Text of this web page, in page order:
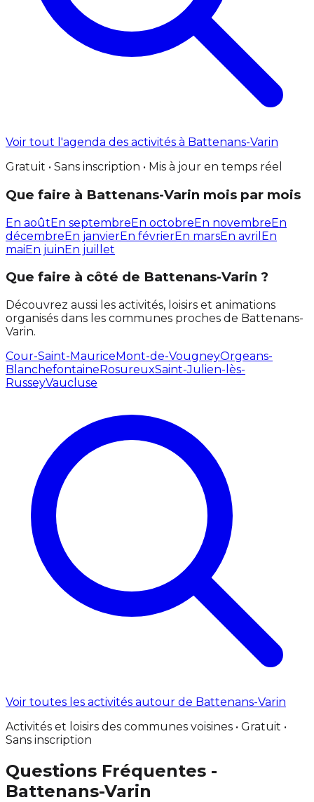
Voir tout l'agenda des activités à Battenans-Varin
Gratuit • Sans inscription • Mis à jour en temps réel
Que faire à Battenans-Varin mois par mois
En aoûtEn septembreEn octobreEn novembreEn
décembreEn janvierEn févrierEn marsEn avril En
maiEn juinEn juillet
Que faire à côté de Battenans-Varin ?
Découvrez aussi les activités, loisirs et animations
organisés dans les communes proches de Battenans-
Varin.
Cour-Saint-MauriceMont-de-VougneyOrgeans-
BlanchefontaineRosureuxSaint-Julien-lès-
RusseyVaucluse
Voir toutes les activités autour de Battenans-Varin
Activités et loisirs des communes voisines • Gratuit •
Sans inscription
Questions Fréquentes -
Battenans-Varin